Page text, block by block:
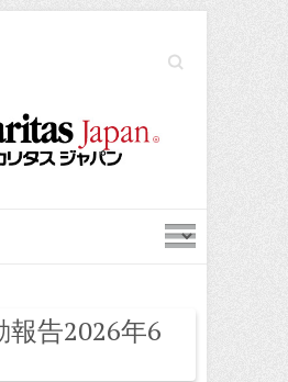
Search
報告2026年6